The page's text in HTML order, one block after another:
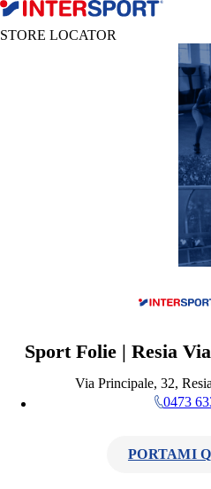
STORE LOCATOR
Sport Folie | Resia
Via Principale, 32,
0473
PORTAMI